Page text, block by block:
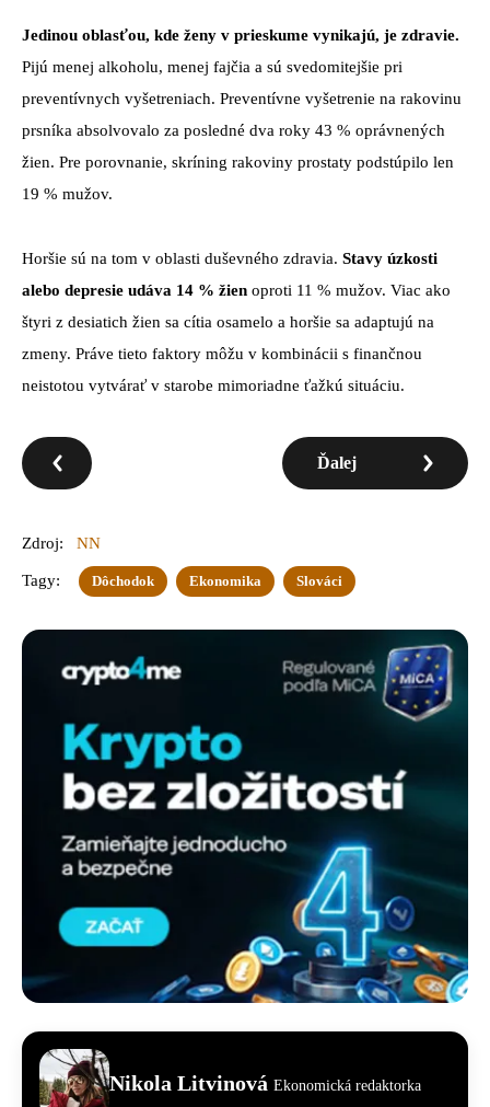
Jedinou oblasťou, kde ženy v prieskume vynikajú, je zdravie.
Pijú menej alkoholu, menej fajčia a sú svedomitejšie pri
preventívnych vyšetreniach. Preventívne vyšetrenie na rakovinu
prsníka absolvovalo za posledné dva roky 43 % oprávnených
žien. Pre porovnanie, skríning rakoviny prostaty podstúpilo len
19 % mužov.
Horšie sú na tom v oblasti duševného zdravia. Stavy úzkosti
alebo depresie udáva 14 % žien oproti 11 % mužov. Viac ako
štyri z desiatich žien sa cítia osamelo a horšie sa adaptujú na
zmeny. Práve tieto faktory môžu v kombinácii s finančnou
neistotou vytvárať v starobe mimoriadne ťažkú situáciu.
Ďalej
Zdroj: NN
Tagy: Dôchodok Ekonomika Slováci
Nikola Litvinová Ekonomická redaktorka